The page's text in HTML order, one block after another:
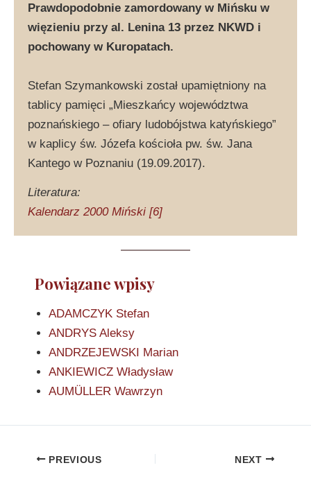
Prawdopodobnie zamordowany w Mińsku w
więzieniu przy al. Lenina 13 przez NKWD i
pochowany w Kuropatach.
Stefan Szymankowski został upamiętniony na
tablicy pamięci „Mieszkańcy województwa
poznańskiego – ofiary ludobójstwa katyńskiego”
w kaplicy św. Józefa kościoła pw. św. Jana
Kantego w Poznaniu (19.09.2017).
Literatura:
Kalendarz 2000 Miński [6]
Powiązane wpisy
ADAMCZYK Stefan
ANDRYS Aleksy
ANDRZEJEWSKI Marian
ANKIEWICZ Władysław
AUMÜLLER Wawrzyn
PREVIOUS NEXT